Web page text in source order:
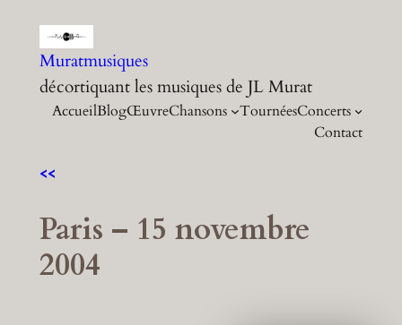
contenu
Muratmusiques
décortiquant les musiques de JL Murat
AccueilBlogŒuvreChansons TournéesConcerts
Contact
<<
Paris – 15 novembre
2004